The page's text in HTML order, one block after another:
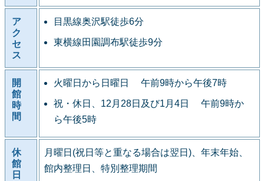
ア
ク
セ
ス
目黒線奥沢駅徒歩6分
東横線田園調布駅徒歩9分
開
館
時
間
火曜日から日曜日 午前9時から午後7時
祝・休日、12月28日及び1月4日 午前9時か
ら午後5時
休
館
日
月曜日(祝日等と重なる場合は翌日)、年末年始、
館内整理日、特別整理期間